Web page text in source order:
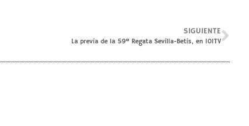
SIGUIENTE
La previa de la 59ª Regata Sevilla-Betis, en 101TV